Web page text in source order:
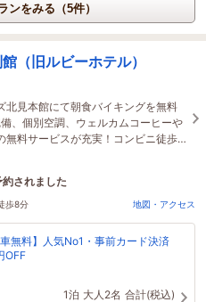
ンをみる（5件）
（旧ルビーホテル）
北見本館にて朝食バイキングを無料
、個別空調、ウェルカムコーヒーや
無料サービスが充実！コンビニ徒歩3
を見ています
されました
歩8分 地図・アクセス
無料】人気No1・事前カード決済
OFF
1泊 大人2名 合計(税込)